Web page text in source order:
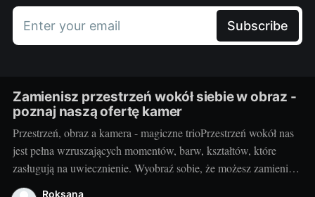
Enter your email Subscribe
Zamienisz przestrzeń wokół siebie w obraz -
poznaj naszą ofertę kamer
Przestrzeń, obraz a kamera - magiczne trioPrzestrzeń wokół nas
jest pełna wzruszających momentów, barw, kształtów, które
zasługują na uwiecznienie. Wyobraź sobie, że możesz zamienić
otaczający cię świat w jednym migawki w piękny,
Roksana